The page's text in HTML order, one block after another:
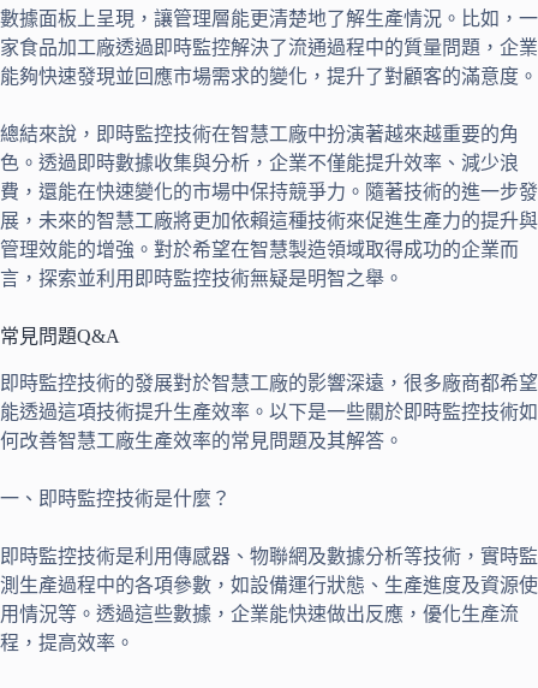
數據面板上呈現，讓管理層能更清楚地了解生產情況。比如，一
家食品加工廠透過即時監控解決了流通過程中的質量問題，企業
能夠快速發現並回應市場需求的變化，提升了對顧客的滿意度。
總結來說，即時監控技術在智慧工廠中扮演著越來越重要的角
色。透過即時數據收集與分析，企業不僅能提升效率、減少浪
費，還能在快速變化的市場中保持競爭力。隨著技術的進一步發
展，未來的智慧工廠將更加依賴這種技術來促進生產力的提升與
管理效能的增強。對於希望在智慧製造領域取得成功的企業而
言，探索並利用即時監控技術無疑是明智之舉。
常見問題Q&A
即時監控技術的發展對於智慧工廠的影響深遠，很多廠商都希望
能透過這項技術提升生產效率。以下是一些關於即時監控技術如
何改善智慧工廠生產效率的常見問題及其解答。
一、即時監控技術是什麼？
即時監控技術是利用傳感器、物聯網及數據分析等技術，實時監
測生產過程中的各項參數，如設備運行狀態、生產進度及資源使
用情況等。透過這些數據，企業能快速做出反應，優化生產流
程，提高效率。